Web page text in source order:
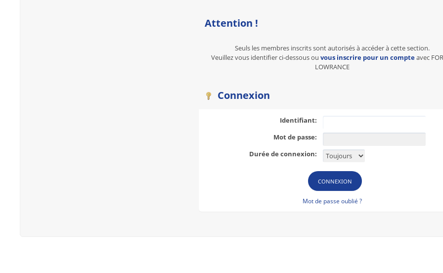
Attention !
Seuls les membres inscrits sont autorisés à accéder à cette section.
Veuillez vous identifier ci-dessous ou vous inscrire pour un compteavec
LOWRANCE
Connexion
Identifiant:
Mot de passe:
Durée de connexion:
Mot de passe oublié ?